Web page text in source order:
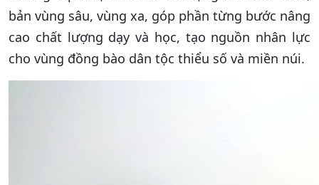
bản vùng sâu, vùng xa, góp phần từng bước nâng
cao chất lượng dạy và học, tạo nguồn nhân lực
cho vùng đồng bào dân tộc thiểu số và miền núi.